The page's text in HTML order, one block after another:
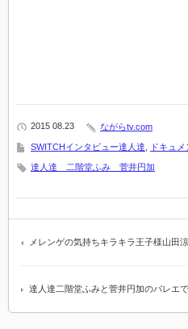
2015 08.23 ながらtv.com
SWITCHインタビュー達人達 ドキュ
達人達 二階堂ふみ 菅井円加
メレンゲの気持ちキラキラ王子様山田
達人達二階堂ふみと菅井円加のバレエ